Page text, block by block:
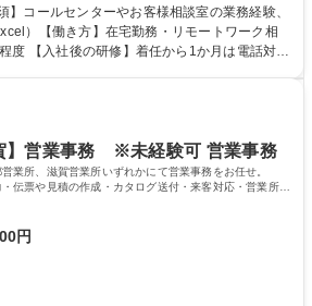
ご
います。お客様からの声に迅速かつ誠意をも
もにグループ内活動に反映しています。 【具
後 募集職種 中野本社【お客様
により良い商品づくりへ貢献
】コールセンターやお客様相談室の業務経験、
）【働き方】在宅勤務・リモートワーク相
電話対応
当社について】キリングループの広報機能を担
会いを大切にし、磨き上げたホスピタリティ
ンをとりながら広報関連業務を行っておりま
】営業事務 ※未経験可 営業事務
業所、滋賀営業所いずれかにて営業事務をお任せ。
伝票や見積の作成・カタログ送付・来客対応・営業所内
お任せ。
円